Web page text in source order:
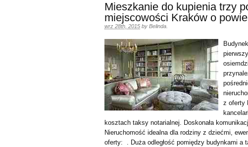
Mieszkanie do kupienia trzy
miejscowości Kraków o
wrz 28th, 2015 by Belinda
z oferty
kosztach taksy notarialnej. Doskonała
Nieruchomość idealna dla rodziny z dziećmi,
oferty: . Duża odległość pomiędzy budynkami a